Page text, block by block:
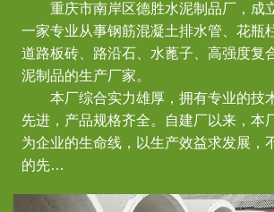
重庆市南岸区德胜水泥制品厂，成
一家专业从事钢筋混凝土排水管、花瓶
道路板砖、路沿石、水蓖子、高强度复
泥制品的生产厂家。
本厂综合实力雄厚，拥有专业的技
先进，产品规格齐全。自建厂以来，本
为企业的生命线，以生产效益求发展，
的先…